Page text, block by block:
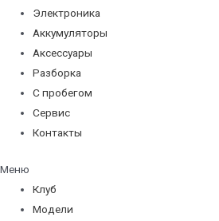
Электроника
Аккумуляторы
Аксессуары
Разборка
С пробегом
Сервис
Контакты
Меню
Клуб
Модели